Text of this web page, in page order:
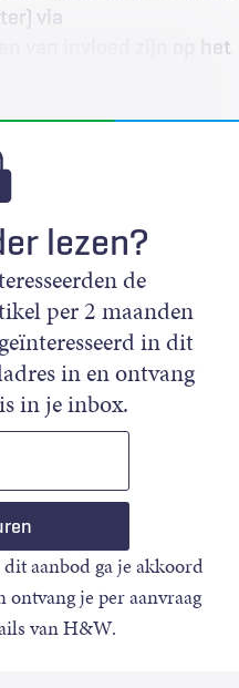
via
van invloed zijn op het
lezen?
de
per 2 maanden
in dit
in en ontvang
in je inbox.
aanbod ga je akkoord
ontvang je per aanvraag
van H&W.